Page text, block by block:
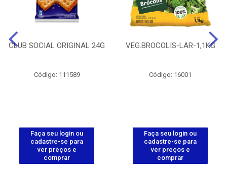
CLUB SOCIAL ORIGINAL 24G
Código: 111589
Faça seu login ou
cadastre-se para
ver preços e
comprar
VEG.BROCOLIS-LAR-1,1KG
Código: 16001
Faça seu login ou
cadastre-se para
ver preços e
comprar